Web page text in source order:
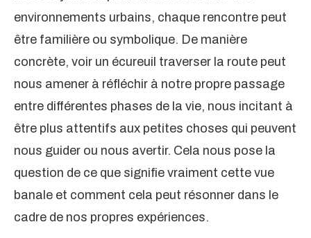
environnements urbains, chaque rencontre peut
être familière ou symbolique. De manière
concrète, voir un écureuil traverser la route peut
nous amener à réfléchir à notre propre passage
entre différentes phases de la vie, nous incitant à
être plus attentifs aux petites choses qui peuvent
nous guider ou nous avertir. Cela nous pose la
question de ce que signifie vraiment cette vue
banale et comment cela peut résonner dans le
cadre de nos propres expériences.